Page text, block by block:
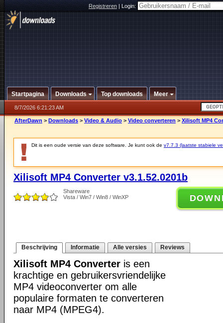
Registreren|Login:
Startpagina Downloads Top downloads Meer
8/7/2026 6:21:23 AM
AfterDawn > Downloads > Video & Audio > Video converteren > Xilisoft MP4
Dit is een oude versie van deze software. Je kunt ook de v7.7.3 (laatste stabiele
Xilisoft MP4 Converter v3.1.52.0201b
Shareware
Vista / Win7 / Win8 / WinXP
Beschrijving Informatie Alle versies Reviews
Xilisoft MP4 Converter is een
krachtige en gebruikersvriendelijke
MP4 videoconverter om alle
populaire formaten te converteren
naar MP4 (MPEG4).